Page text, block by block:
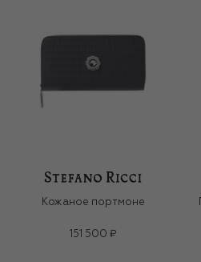
Кожаное портмоне
151 500 ₽